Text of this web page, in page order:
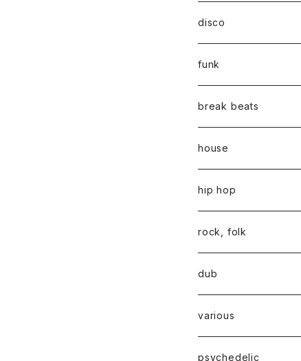
disco
funk
break beats
house
hip hop
rock, folk
dub
various
psychedelic